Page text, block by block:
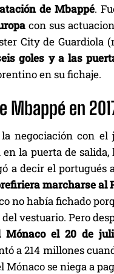
de Mbappé.
con sus
City de Guardiola
goles y a las
en su fichaje.
Mbappé en
negociación con el
la puerta de
a decir el portugués
marcharse al
no había fichado
vestuario. Pero
el 20 de
a 214 millones
Mónaco se niega a